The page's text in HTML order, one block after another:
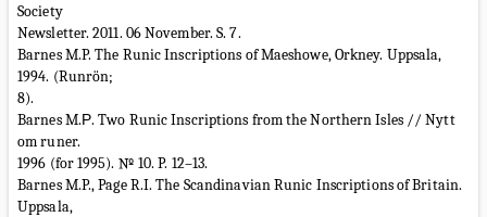
Society
Newsletter. 2011. 06 November. S. 7.
Barnes M.P. The Runic Inscriptions of Maeshowe, Orkney. Uppsala,
1994. (Runrön;
8).
Barnes M.Р. Two Runic Inscriptions from the Northern Isles // Nytt
om runer.
1996 (for 1995). № 10. P. 12–13.
Barnes M.P., Page R.I. The Scandinavian Runic Inscriptions of Britain.
Uppsala,